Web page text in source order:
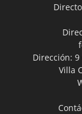
Dirección: 9
Villa